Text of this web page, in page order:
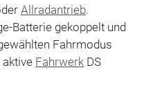
Allradantrieb.
Batterie gekoppelt und
Fahrmodus
aktive FahrwerkDS